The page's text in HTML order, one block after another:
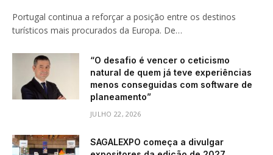
Portugal continua a reforçar a posição entre os destinos
turísticos mais procurados da Europa. De…
“O desafio é vencer o ceticismo
natural de quem já teve experiências
menos conseguidas com software de
planeamento”
JULHO 22, 2026
SAGALEXPO começa a divulgar